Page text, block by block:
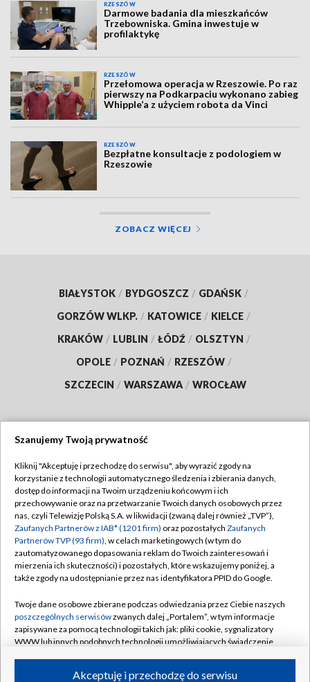
RZESZÓW
Darmowe badania dla mieszkańców
Trzebowniska. Gmina inwestuje w
profilaktykę
RZESZÓW
Przełomowa operacja w Rzeszowie. Po raz
pierwszy na Podkarpaciu wykonano zabieg
Whipple’a z użyciem robota da Vinci
RZESZÓW
Bezpłatne konsultacje z podologiem w
Rzeszowie
ZOBACZ WIĘCEJ
BIAŁYSTOK / BYDGOSZCZ / GDAŃSK /
GORZÓW WLKP. / KATOWICE / KIELCE /
KRAKÓW / LUBLIN / ŁÓDŹ / OLSZTYN /
OPOLE / POZNAŃ / RZESZÓW /
SZCZECIN / WARSZAWA / WROCŁAW
TVP
Abonament TVP
Emisja w TVP
Centrum informacji TVP
Naziemna Telewizja Cyfrowa
Rada Programowa
System NOS
Informacje o nadawcy
Regulamin TVP
Polityka prywatności
Moje zgody
Pomoc
Kontakt
Kanały
Szanujemy Twoją prywatność
Kliknij "Akceptuję i przechodzę do serwisu", aby wyrazić zgody na
korzystanie z technologii automatycznego śledzenia i zbierania danych,
dostęp do informacji na Twoim urządzeniu końcowym i ich
przechowywanie oraz na przetwarzanie Twoich danych osobowych przez
nas, czyli Telewizję Polską S.A. w likwidacji (zwaną dalej również „TVP”),
Zaufanych Partnerów z IAB* (1201 firm) oraz pozostałych Zaufanych
Partnerów TVP (93 firm), w celach marketingowych (w tym do
zautomatyzowanego dopasowania reklam do Twoich zainteresowań i
mierzenia ich skuteczności) i pozostałych, które wskazujemy poniżej, a
także zgody na udostępnianie przez nas identyfikatora PPID do Google.
Twoje dane osobowe zbierane podczas odwiedzania przez Ciebie naszych
poszczególnych serwisówzwanych dalej „Portalem”, w tym informacje
zapisywane za pomocą technologii takich jak: pliki cookie, sygnalizatory
WWW lub innych podobnych technologii umożliwiających świadczenie
ruchu w Internecie.Akceptuję i przechodzę do serwisu